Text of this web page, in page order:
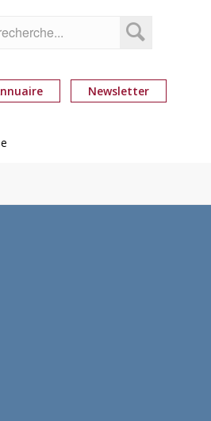
Newsletter